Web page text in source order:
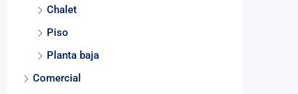
Chalet
Piso
Planta baja
Comercial